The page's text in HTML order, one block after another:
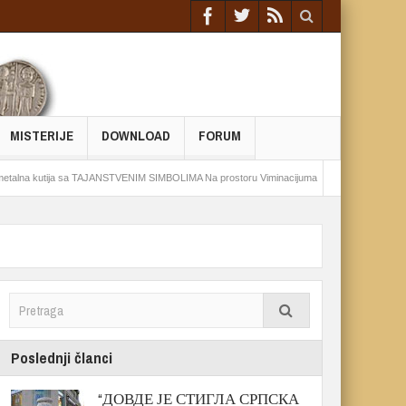
MISTERIJE DOWNLOAD FORUM
sa TAJANSTVENIM SIMBOLIMA Na prostoru Viminacijuma živeo drevni pokret
Poslednji članci
“ДОВДЕ ЈЕ СТИГЛА СРПСКА